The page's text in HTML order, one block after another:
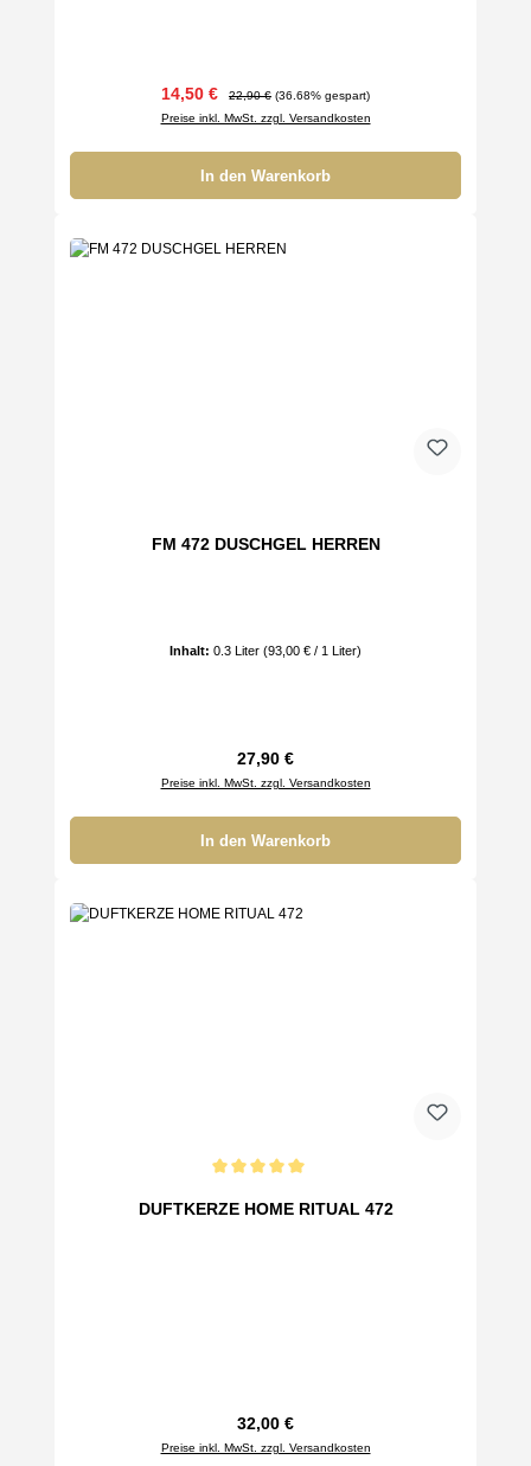
Verkaufspreis:
14,50 € Regulärer Preis:
22,90 € (36.68% gespart)
Preise inkl. MwSt. zzgl. Versandkosten
In den Warenkorb
FM 472 DUSCHGEL HERREN
Inhalt: 0.3 Liter (93,00 € / 1 Liter)
Regulärer Preis:
27,90 €
Preise inkl. MwSt. zzgl. Versandkosten
In den Warenkorb
DUFTKERZE HOME RITUAL 472
Regulärer Preis:
32,00 €
Preise inkl. MwSt. zzgl. Versandkosten